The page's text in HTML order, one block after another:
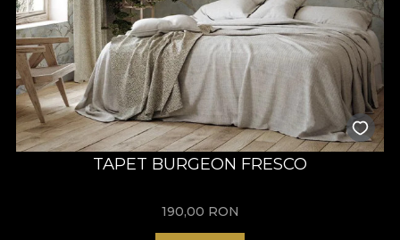
TAPET BURGEON FRESCO
190,00 RON